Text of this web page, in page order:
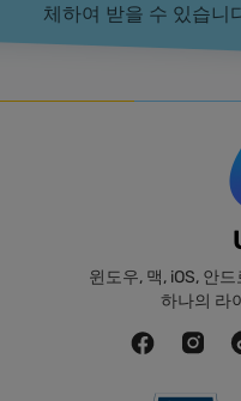
체하여 받을 수 있습니
윈도우, 맥, iOS, 안
하나의 라